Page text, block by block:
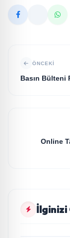
ÖNCEKI
Basın Bülteni
Online
İlginizi
KÜLTÜR VE
Edebiyat
KÜLTÜR VE